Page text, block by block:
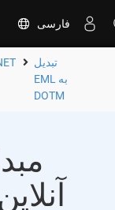
فارسی
تبدیل
EML به
DOTM